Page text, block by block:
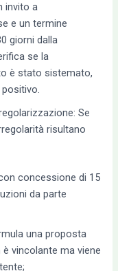
invito a
e un termine
giorni dalla
se la
è stato sistemato,
Se
risultano
concessione di 15
da parte
una proposta
vincolante ma viene